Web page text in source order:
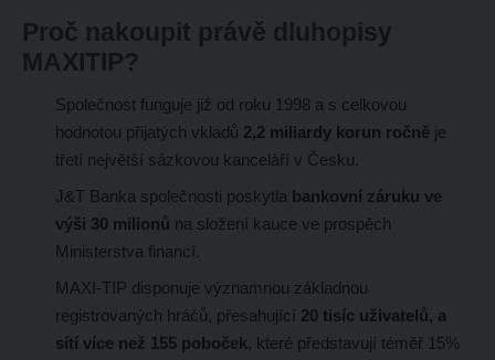
Proč nakoupit právě dluhopisy
MAXITIP?
Společnost funguje již od roku 1998 a s celkovou
hodnotou přijatých vkladů 2,2 miliardy korun ročně je
třetí největší sázkovou kanceláří v Česku.
J&T Banka společnosti poskytla bankovní záruku ve
výši 30 milionů na složení kauce ve prospěch
Ministerstva financí.
MAXI-TIP disponuje významnou základnou
registrovaných hráčů, přesahující 20 tisíc uživatelů, a
sítí více než 155 poboček, které představují téměř 15%